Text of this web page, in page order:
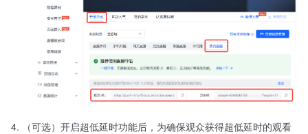
（可选）开启超低延时功能后，为确保观众获得超低延时的观看